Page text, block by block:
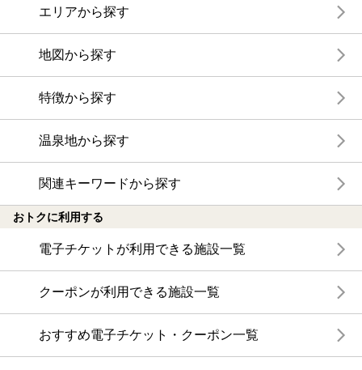
エリアから探す
地図から探す
特徴から探す
温泉地から探す
関連キーワードから探す
おトクに利用する
電子チケットが利用できる施設一覧
クーポンが利用できる施設一覧
おすすめ電子チケット・クーポン一覧